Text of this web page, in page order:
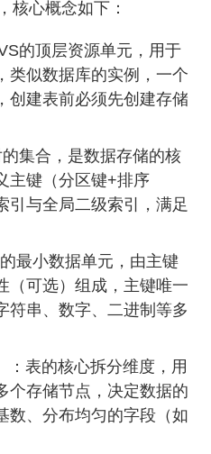
核心概念如下：
的顶层资源单元，用于
类似数据库的实例，一个
创建表前必须先创建存储
的集合，是数据存储的核
主键（分区键+排序
引与全局二级索引，满足
的最小数据单元，由主键
（可选）组成，主键唯一
符串、数字、二进制等多
：表的核心拆分维度，用
个存储节点，决定数据的
数、分布均匀的字段（如